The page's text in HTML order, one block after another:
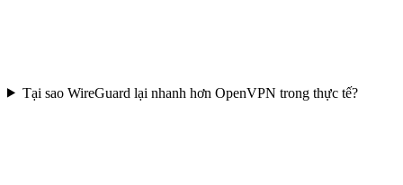
Tại sao WireGuard lại nhanh hơn OpenVPN trong thực tế?